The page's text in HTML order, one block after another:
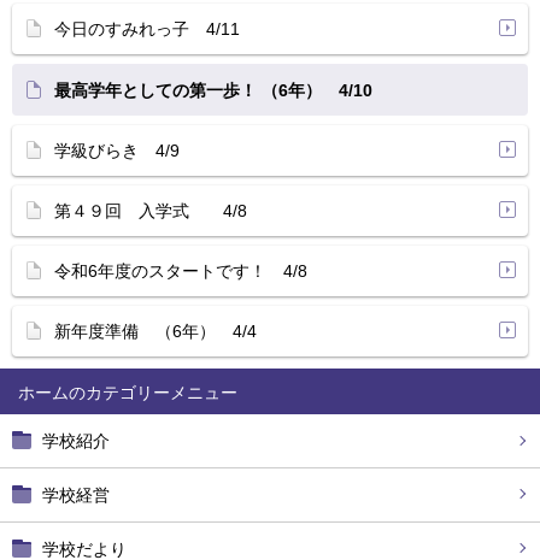
ホーム
学校紹介
学校経営
学校だより
今日のすみれっ子 4/11
最高学年としての第一歩！ （6年） 4/10
学級びらき 4/9
第４９回 入学式 4/8
令和6年度のスタートです！ 4/8
新年度準備 （6年） 4/4